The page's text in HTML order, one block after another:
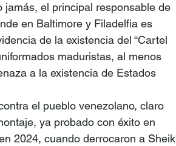
el principal responsable de
en Baltimore y Filadelfia es
de la existencia del “Cartel
maduristas, al menos
a la existencia de Estados
el pueblo venezolano, claro
ya probado con éxito en
2024, cuando derrocaron a Sheik